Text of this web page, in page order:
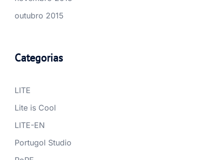
outubro 2015
Categorias
LITE
Lite is Cool
LITE-EN
Portugol Studio